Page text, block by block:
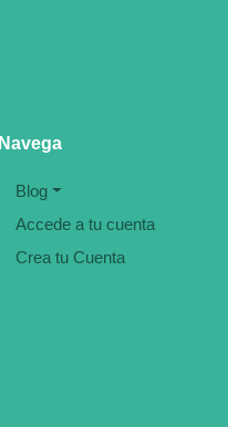
Navega
Blog
Accede a tu cuenta
Crea tu Cuenta